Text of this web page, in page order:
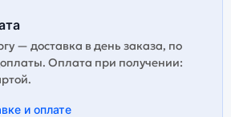
— доставка в день заказа, по
Оплата при получении:
и оплате